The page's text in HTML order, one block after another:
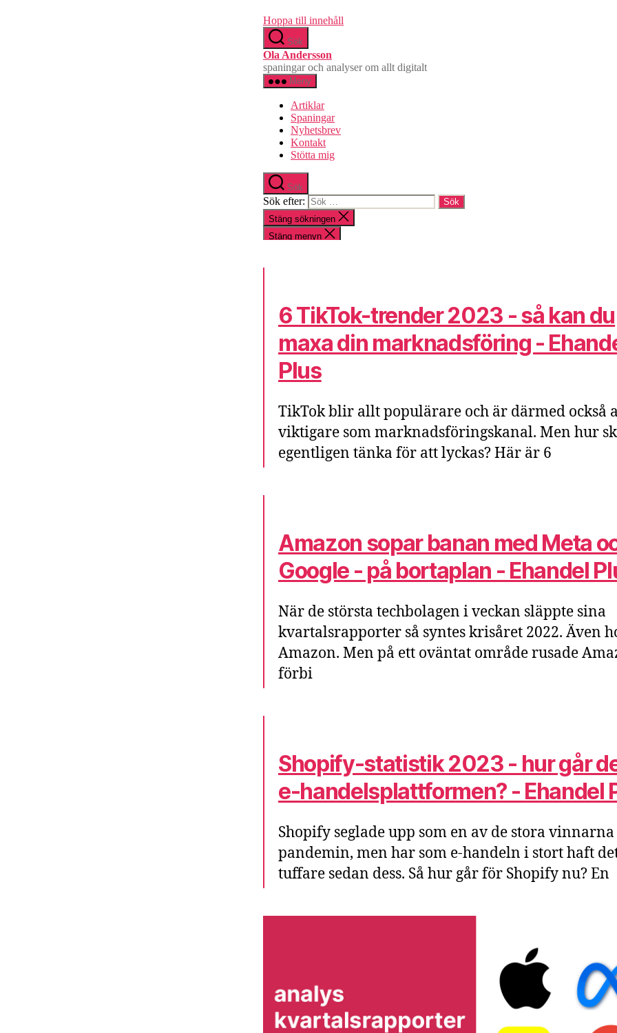
6 TikTok-trender 2023 - så kan du
maxa din marknadsföring -
Plus
TikTok blir allt populärare och är därmed också
viktigare som marknadsföringskanal. Men hur
egentligen tänka för att lyckas? Här är 6
Amazon sopar banan med Meta
Google - på bortaplan - Ehandel
När de största techbolagen i veckan släppte sina
kvartalsrapporter så syntes krisåret 2022. Även
Amazon. Men på ett oväntat område rusade
förbi
Shopify-statistik 2023 - hur går
e-handelsplattformen? - Ehandel
Shopify seglade upp som en av de stora
pandemin, men har som e-handeln i stort haft
tuffare sedan dess. Så hur går för Shopify nu? En